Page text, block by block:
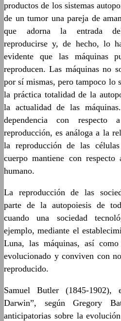
productos de los sistemas
de un tumor una pareja de
que adorna la entrada
reproducirse y, de hecho, lo
evidente que las máquinas
reproducen. Las máquinas no
por sí mismas, pero tampoco lo
la práctica totalidad de la
la actualidad de las
dependencia con
reproducción, es análoga a la
la reproducción de las
cuerpo mantiene con
humano.
La reproducción de las
parte de la autopoiesis de
cuando una sociedad
ejemplo, mediante el
Luna, las máquinas, así
evolucionado y conviven con
reproducido.
Samuel Butler (1845-
Darwin”, según Gregory
anticipatorias sobre la